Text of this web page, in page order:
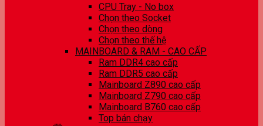
CPU Tray - No box
Chọn theo Socket
Chọn theo dòng
Chọn theo thế hệ
MAINBOARD & RAM - CAO CẤP
Ram DDR4 cao cấp
Ram DDR5 cao cấp
Mainboard Z890 cao cấp
Mainboard Z790 cao cấp
Mainboard B760 cao cấp
Top bán chạy